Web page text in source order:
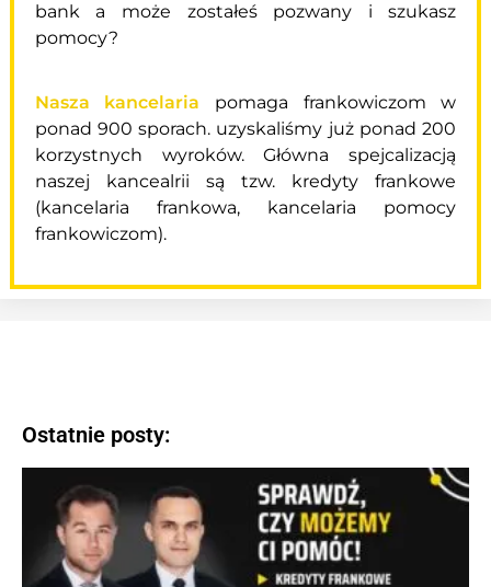
bank a może zostałeś pozwany i szukasz
pomocy?
Nasza kancelaria pomaga frankowiczom w
ponad 900 sporach. uzyskaliśmy już ponad 200
korzystnych wyroków. Główna spejcalizacją
naszej kancealrii są tzw. kredyty frankowe
(kancelaria frankowa, kancelaria pomocy
frankowiczom).
Ostatnie posty: